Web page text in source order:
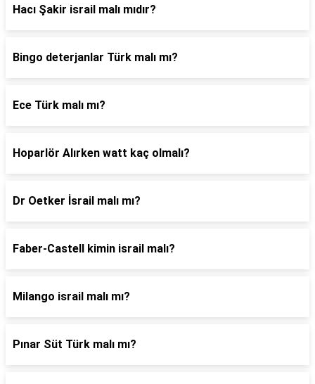
Hacı Şakir israil malı mıdır?
Bingo deterjanlar Türk malı mı?
Ece Türk malı mı?
Hoparlör Alırken watt kaç olmalı?
Dr Oetker İsrail malı mı?
Faber-Castell kimin israil malı?
Milango israil malı mı?
Pınar Süt Türk malı mı?